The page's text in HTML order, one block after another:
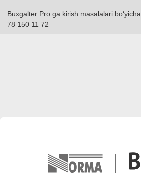
Buxgalter Pro ga kirish masalalari boʻyicha
78 150 11 72